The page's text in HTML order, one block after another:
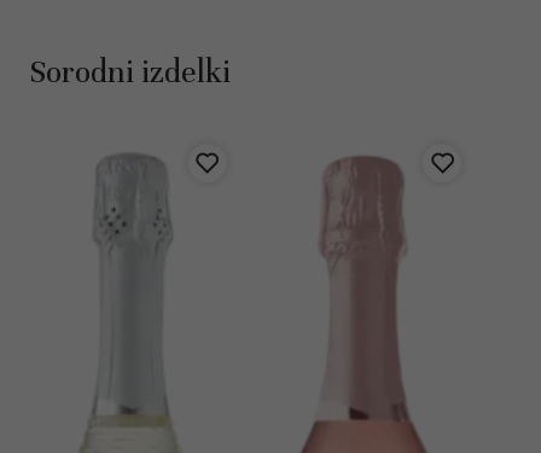
Sorodni izdelki